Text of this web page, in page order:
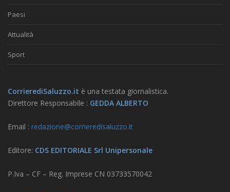
Paesi
Attualità
Sport
CorrierediSaluzzo.it è una testata giornalistica.
Direttore Responsabile : GEDDA ALBERTO
Email : redazione@corrieredisaluzzo.it
Editore: CDS EDITORIALE Srl Unipersonale
P.Iva – CF – Reg. Imprese CN 03733570042